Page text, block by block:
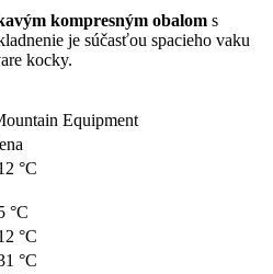
kompresným obalom s
je súčasťou spacieho vaku
kocky.
Equipment
°C
°C
°C
°C